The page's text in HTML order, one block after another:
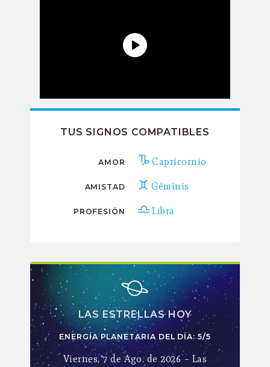
TUS SIGNOS COMPATIBLES
AMOR Capricornio
AMISTAD Géminis
PROFESIÓN Libra
LAS ESTRELLAS HOY
ENERGÍA PLANETARIA DEL DÍA: 5/5
Viernes, 7 de Ago. de 2026 – Las